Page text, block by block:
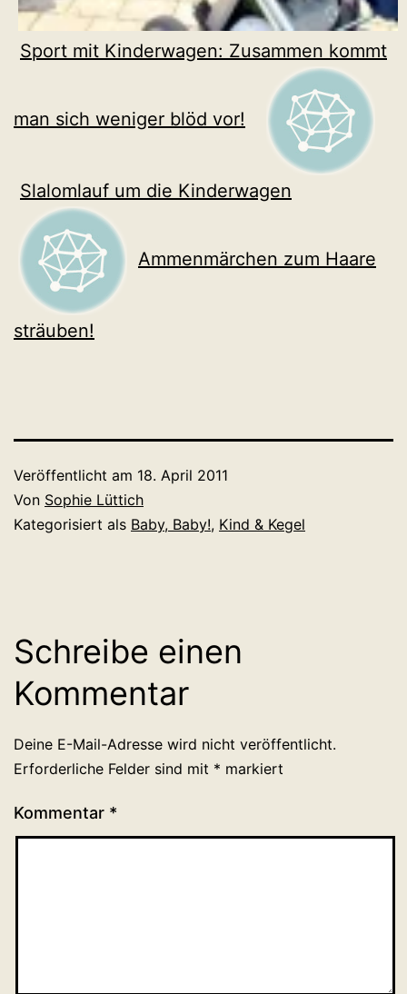
Sport mit Kinderwagen: Zusammen kommt
man sich weniger blöd vor!
Slalomlauf um die Kinderwagen
Ammenmärchen zum Haare
sträuben!
Veröffentlicht am 18. April 2011
Von Sophie Lüttich
Kategorisiert als Baby, Baby!, Kind & Kegel
Schreibe einen
Kommentar
Deine E-Mail-Adresse wird nicht veröffentlicht.
Erforderliche Felder sind mit * markiert
Kommentar *